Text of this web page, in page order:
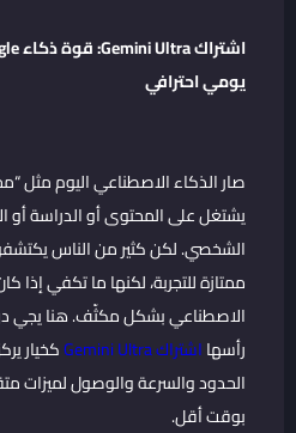
يومي احترافي
صار الذكاء الاصطناعي اليوم
يشتغل على المحتوى أو الدراسة أو
الشخصي. لكن كثير من الناس
ممتازة للتجربة، لكنها ما تكفي
الاصطناعي بشكل مكثّف. هنا يجي
رأسهااشتراك Gemini Ultra
كخيار
الحدود والسرعة والوصول لميزات
بوقت أقل.